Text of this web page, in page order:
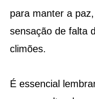
para manter a
sensação de falta
climões.
É essencial